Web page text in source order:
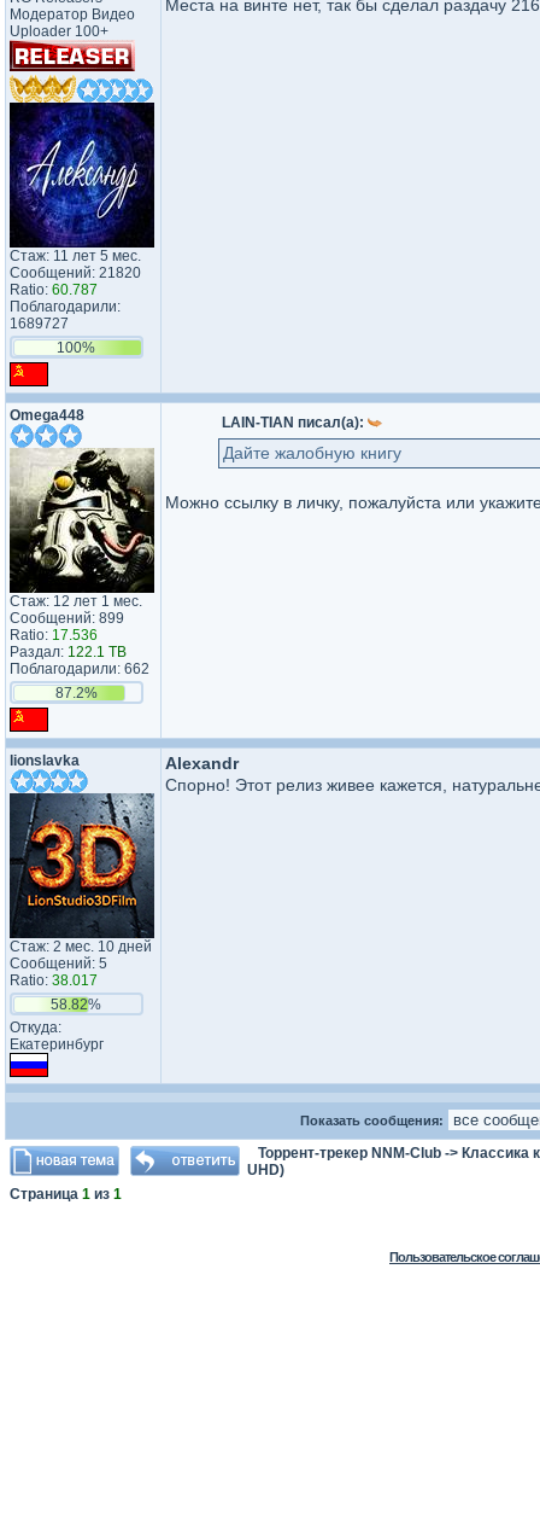
Модератор Видео
Uploader 100+
Стаж: 11 лет 5 мес.
Сообщений: 21820
Ratio: 60.787
Поблагодарили:
1689727
100%
Места на винте нет, так бы сделал раздачу
Omega448
Стаж: 12 лет 1 мес.
Сообщений: 899
Ratio: 17.536
Раздал: 122.1 TB
Поблагодарили: 662
87.2%
LAIN-TIAN писал(а):
Дайте жалобную книгу
Можно ссылку в личку, пожалуйста или
lionslavka
Стаж: 2 мес. 10 дней
Сообщений: 5
Ratio: 38.017
58.82%
Откуда:
Екатеринбург
Аlехаndr
Спорно! Этот релиз живее кажется,
Показать сообщения:
Торрент-трекер NNM-Club -> Классика
UHD)
Страница 1 из 1
Пользовательское